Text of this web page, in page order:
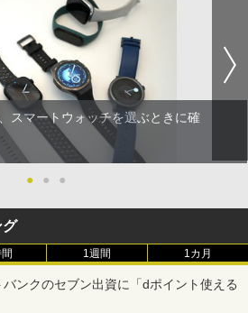
スマートウォッチを選ぶときに確
● ● ●
グ
1週間 1カ月
ンクのセブン出資に「dポイント使える